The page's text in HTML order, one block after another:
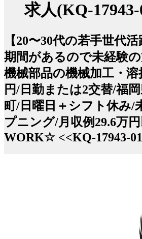
求人(KQ-
【20〜30代の若手世代
期間があるので未経験
機械部品の機械加工・溶
円/日勤または2交替/福
町/日曜日＋シフト休み/
プニング/月収例29.6万
WORK☆ <<KQ-17943-